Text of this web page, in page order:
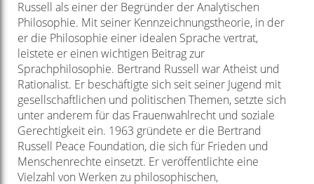
Russell als einer der Begründer der Analytischen
Philosophie. Mit seiner Kennzeichnungstheorie, in der
er die Philosophie einer idealen Sprache vertrat,
leistete er einen wichtigen Beitrag zur
Sprachphilosophie. Bertrand Russell war Atheist und
Rationalist. Er beschäftigte sich seit seiner Jugend mit
gesellschaftlichen und politischen Themen, setzte sich
unter anderem für das Frauenwahlrecht und soziale
Gerechtigkeit ein. 1963 gründete er die Bertrand
Russell Peace Foundation, die sich für Frieden und
Menschenrechte einsetzt. Er veröffentlichte eine
Vielzahl von Werken zu philosophischen,